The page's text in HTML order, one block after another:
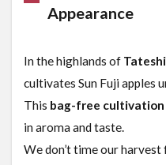
Appearance
In the highlands of
cultivates Sun Fuji apples
This bag-free cultivation
in aroma and taste.
We don’t time our